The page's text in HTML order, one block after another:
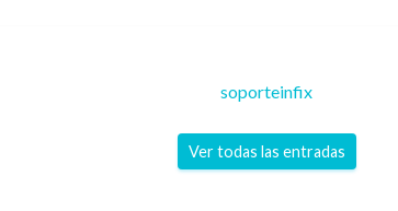
soporteinfix
Ver todas las entradas